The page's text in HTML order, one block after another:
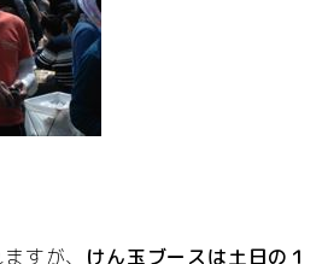
すが、 けん玉ブースは土日の１